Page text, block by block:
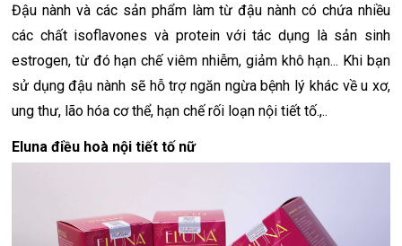
Đậu nành và các sản phẩm làm từ đậu nành có chứa nhiều
các chất isoflavones và protein với tác dụng là sản sinh
estrogen, từ đó hạn chế viêm nhiễm, giảm khô hạn... Khi bạn
sử dụng đậu nành sẽ hỗ trợ ngăn ngừa bệnh lý khác về u xơ,
ung thư, lão hóa cơ thể, hạn chế rối loạn nội tiết tố.,..
Eluna điều hoà nội tiết tố nữ